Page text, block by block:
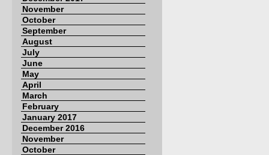
November
October
September
August
July
June
May
April
March
February
January 2017
December 2016
November
October